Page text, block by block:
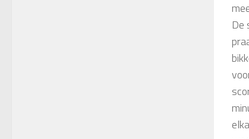
De